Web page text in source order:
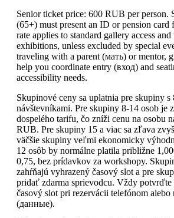
Senior ticket price: 600 RUB per person.
(65+) must present an ID or pension
rate applies to standard gallery access
exhibitions, unless excluded by special
traveling with a parent (мать) or mentor,
help you coordinate entry (вход) and
accessibility needs.
Skupinové ceny sa uplatnia pre skupiny s
návštevníkami. Pre skupiny 8-14 osob je
dospelého tarifu, čo zníži cenu na osobu
RUB. Pre skupiny 15 a viac sa zľava
väčšie skupiny veľmi ekonomicky
12 osôb by normálne platila približne
0,75, bez prídavkov za workshopy.
zahŕňajú vyhrazený časový slot a pre
pridať zdarma sprievodcu. Vždy potvrďte
časový slot pri rezervácii telefónom alebo
(данные).